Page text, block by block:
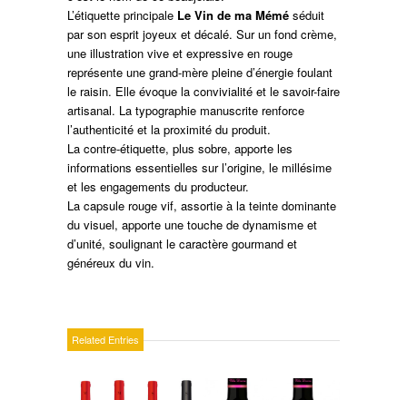
L’étiquette principale Le Vin de ma Mémé séduit
par son esprit joyeux et décalé. Sur un fond crème,
une illustration vive et expressive en rouge
représente une grand-mère pleine d’énergie foulant
le raisin. Elle évoque la convivialité et le savoir-faire
artisanal. La typographie manuscrite renforce
l’authenticité et la proximité du produit.
La contre-étiquette, plus sobre, apporte les
informations essentielles sur l’origine, le millésime
et les engagements du producteur.
La capsule rouge vif, assortie à la teinte dominante
du visuel, apporte une touche de dynamisme et
d’unité, soulignant le caractère gourmand et
généreux du vin.
Related Entries